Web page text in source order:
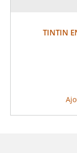
TINTIN